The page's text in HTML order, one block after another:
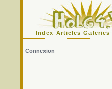
Index Articles Galeries
Connexion